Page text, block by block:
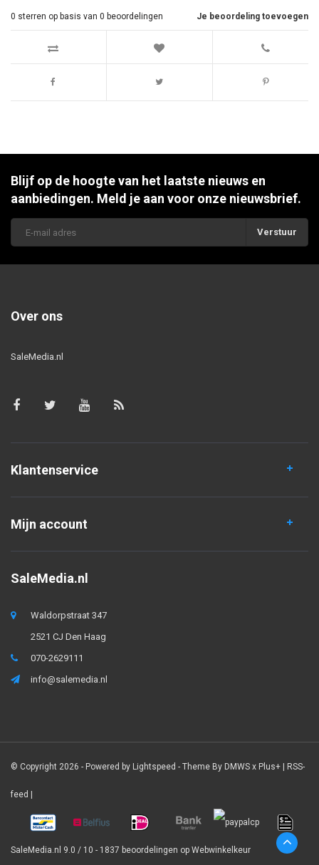
Je beoordeling toevoegen
0 sterren op basis van 0 beoordelingen
Blijf op de hoogte van het laatste nieuws en
aanbiedingen. Meld je aan voor onze nieuwsbrief.
Verstuur
Over ons
SaleMedia.nl
Klantenservice
Mijn account
SaleMedia.nl
Waldorpstraat 347
2521 CJ Den Haag
070-2629111
info@salemedia.nl
© Copyright 2026 - Powered by Lightspeed - Theme By DMWS x Plus+ RSS-
feed
SaleMedia.nl 9.0 / 10 - 1837 beoordelingen op Webwinkelkeur